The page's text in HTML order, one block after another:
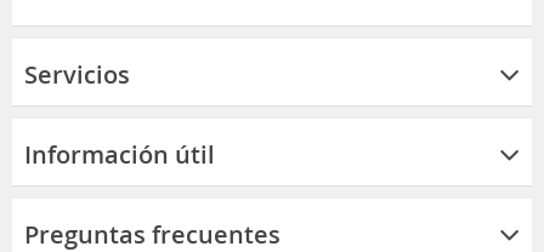
Servicios
Información útil
Preguntas frecuentes